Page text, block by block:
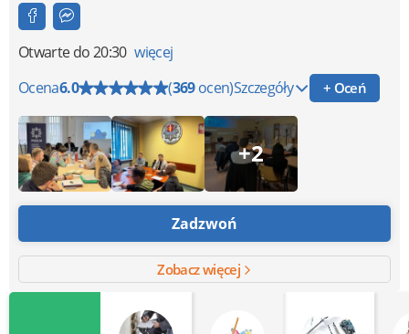
Otwartedo 20:30 więcej
Ocena6.0 (369ocen)Szczegóły + Oceń
+2
Zadzwoń
Zobacz więcej